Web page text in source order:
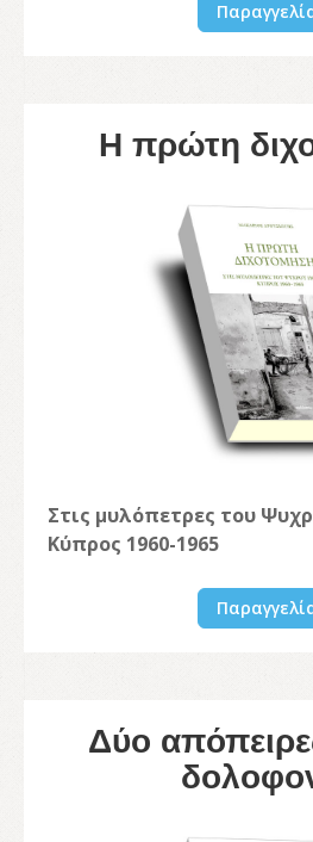
Η πρώτη
Στις μυλόπετρες του
Κύπρος 1960-1965
Δύο